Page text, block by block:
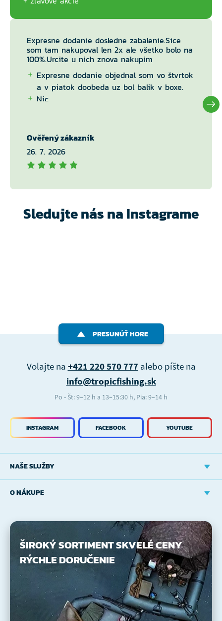
Expresne dodanie dosledne zabalenie.Sice
som tam nakupoval len 2x ale všetko bolo na
100%.Urcite u nich znova nakupim
Expresne dodanie objednal som vo štvrtok
a v piatok doobeda uz bol balik v boxe.
Nic
Ověřený zákazník
26. 7. 2026
Sledujte nás na Instagrame
PRESUNÚŤ HORE
NAŠE SLUŽBY
O NÁKUPE
INSTAGRAM FACEBOOK YOUTUBE
Volajte na +421 220 570 777alebo píšte na
info@tropicfishing.sk
Po - Št: 9–12 h a 13–15:30 h, Pia: 9–14 h
ŠIROKÝ SORTIMENTSKVELÉ CENY
RÝCHLE DORUČENIE